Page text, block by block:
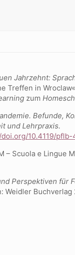
Jahrzehnt:
Treffen in
zum
Befunde,
und Lehrpraxis.
10.4119/pflb-
– Scuola e Lingue
Perspektiven für
Weidler Buchverlag